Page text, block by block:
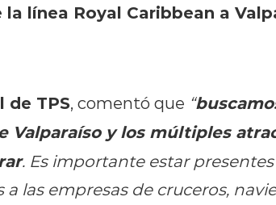
línea Royal Caribbean a
de TPS, comentó que “
Valparaíso y los múltiples
. Es importante estar
las empresas de cruceros,